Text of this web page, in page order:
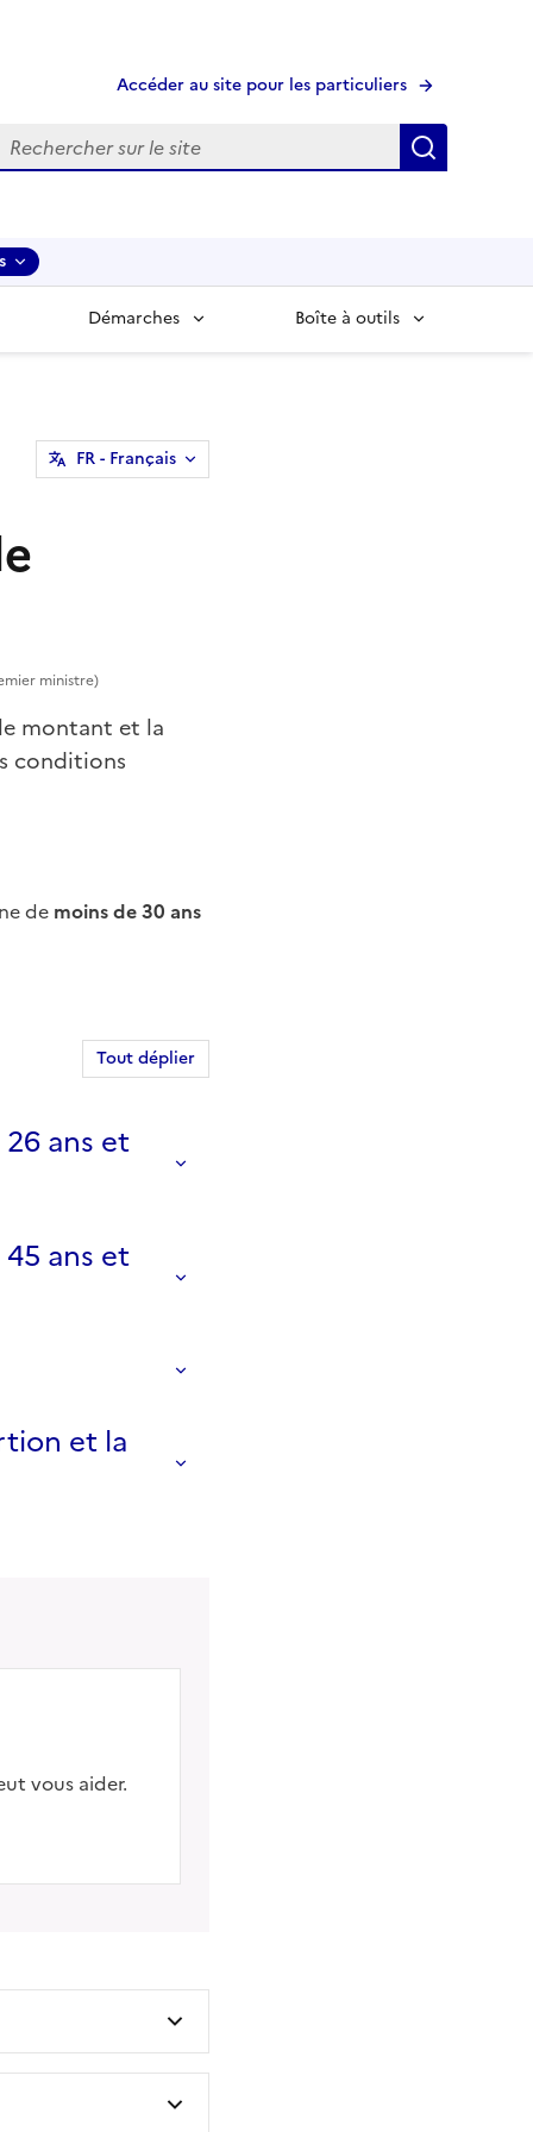
Accéder au site pour les particuliers
Recherche
Démarches Boîte à outils
FR- Français
ministre)
montant et la
conditions
de moins de 30 ans
Tout déplier
ans et
ans et
et la
vous aider.